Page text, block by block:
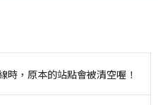
時，原本的站點會被清空喔！